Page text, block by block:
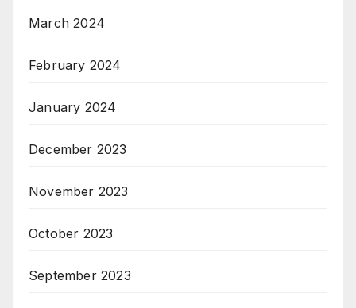
March 2024
February 2024
January 2024
December 2023
November 2023
October 2023
September 2023